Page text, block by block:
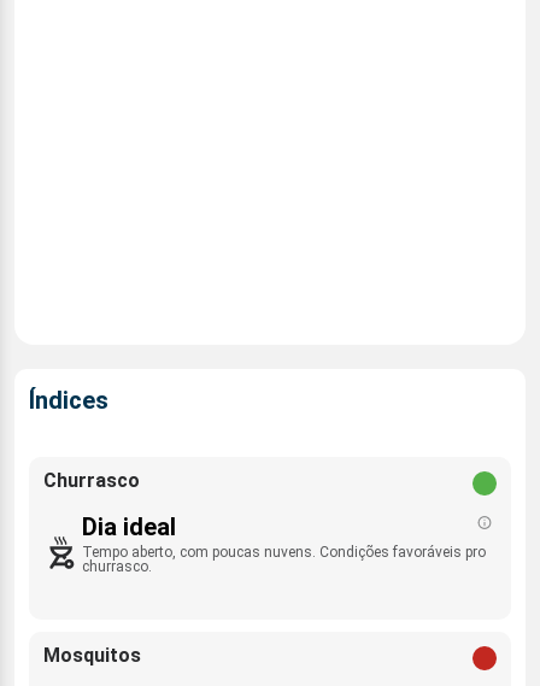
Índices
Churrasco
Dia ideal
Tempo aberto, com poucas nuvens. Condições favoráveis pro
churrasco.
Mosquitos